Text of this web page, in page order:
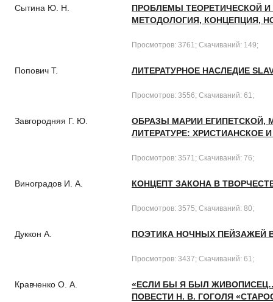
Сытина Ю. Н.
ПРОБЛЕМЫ ТЕОРЕТИЧЕСКОЙ И
МЕТОДОЛОГИЯ, КОНЦЕПЦИЯ,
Просмотров: 3761; Скачиваний: 149;
Попович Т. ЛИТЕРАТУРНОЕ НАСЛЕДИЕ
Просмотров: 3556; Скачиваний: 61;
Завгородняя Г. Ю.
ОБРАЗЫ МАРИИ ЕГИПЕТСКОЙ,
ЛИТЕРАТУРЕ: ХРИСТИАНСКОЕ
Просмотров: 3571; Скачиваний: 76;
Виноградов И. А. КОНЦЕПТ ЗАКОНА В
Просмотров: 3575; Скачиваний: 80;
Дуккон А. ПОЭТИКА НОЧНЫХ ПЕЙЗАЖЕЙ
Просмотров: 3437; Скачиваний: 61;
Кравченко О. А.
«ЕСЛИ БЫ Я БЫЛ
ПОВЕСТИ Н. В. ГОГОЛЯ